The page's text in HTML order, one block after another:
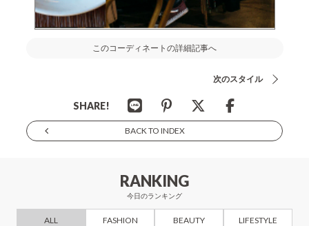
このコーディネートの詳細記事へ
次のスタイル
SHARE!
BACK TO INDEX
RANKING
今日のランキング
ALL FASHION BEAUTY LIFESTYLE